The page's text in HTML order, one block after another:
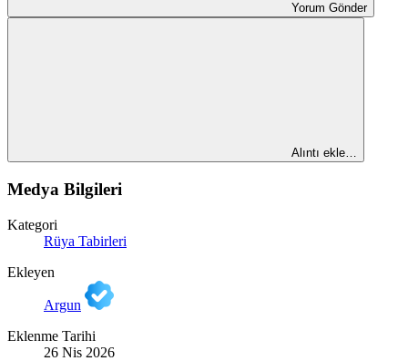
Yorum Gönder
Alıntı ekle…
Medya Bilgileri
Kategori
Rüya Tabirleri
Ekleyen
Argun
Eklenme Tarihi
26 Nis 2026